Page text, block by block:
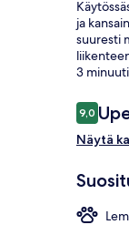
ja
suuresti
3
9,09,0
Näytä